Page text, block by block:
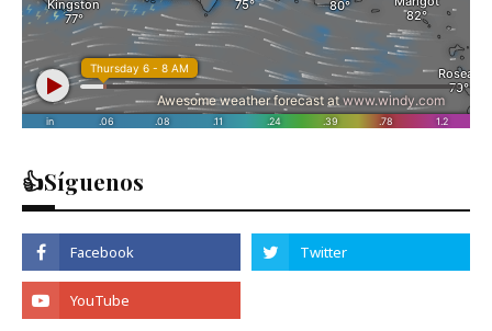
👍Síguenos